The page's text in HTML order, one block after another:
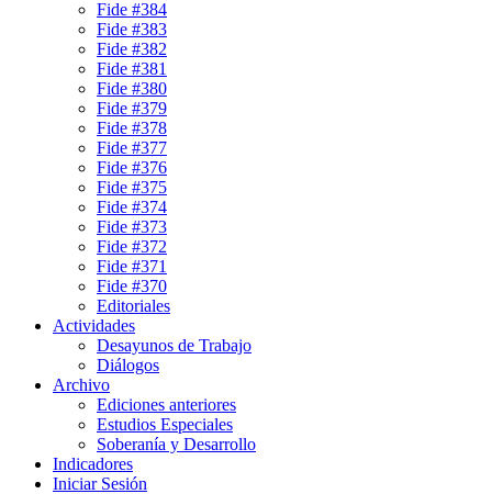
Fide #384
Fide #383
Fide #382
Fide #381
Fide #380
Fide #379
Fide #378
Fide #377
Fide #376
Fide #375
Fide #374
Fide #373
Fide #372
Fide #371
Fide #370
Editoriales
Actividades
Desayunos de Trabajo
Diálogos
Archivo
Ediciones anteriores
Estudios Especiales
Soberanía y Desarrollo
Indicadores
Iniciar Sesión